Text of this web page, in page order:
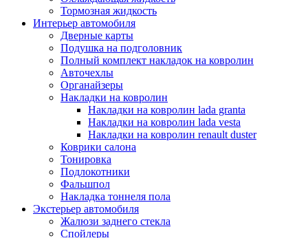
Тормозная жидкость
Интерьер автомобиля
Дверные карты
Подушка на подголовник
Полный комплект накладок на ковролин
Авточехлы
Органайзеры
Накладки на ковролин
Накладки на ковролин lada granta
Накладки на ковролин lada vesta
Накладки на ковролин renault duster
Коврики салона
Тонировка
Подлокотники
Фальшпол
Накладка тоннеля пола
Экстерьер автомобиля
Жалюзи заднего стекла
Спойлеры